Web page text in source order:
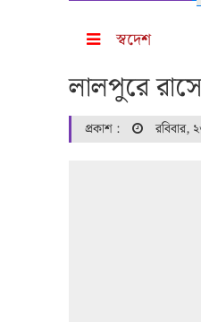
স্বদেশ
লালপুরে
প্রকাশ :